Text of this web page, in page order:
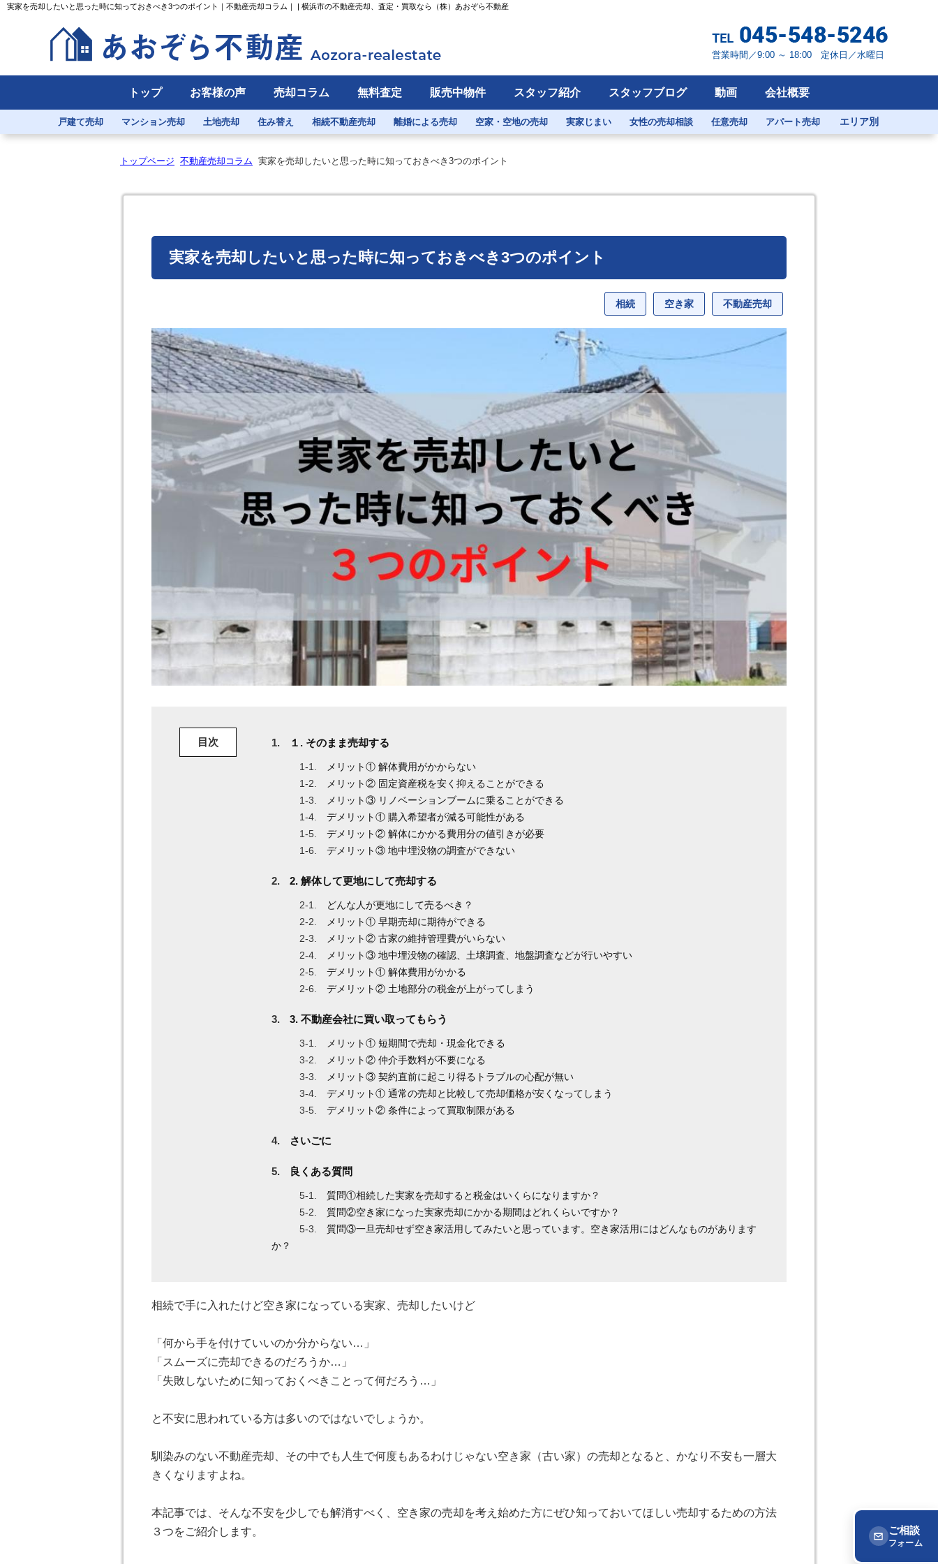
実家を売却したいと思った時に知っておきべき3つのポイント｜不動産売却コラム｜ | 横浜市の不動産売却、査定・買取なら（株）あおぞら不動産
営業時間／9:00 ～ 18:00 定休日／水曜日
トップ お客様の声 売却コラム 無料査定 販売中物件 スタッフ紹介 スタッフブログ 動画 会社概要
戸建て売却 マンション売却 土地売却 住み替え 相続不動産売却 離婚による売却 空家・空地の売却 実家じまい 女性の売却相談 任意売却 アパート売却 エリア別
トップページ 不動産売却コラム 実家を売却したいと思った時に知っておきべき3つのポイント
実家を売却したいと思った時に知っておきべき3つのポイント
相続 空き家 不動産売却
目次 １. そのまま売却する
メリット① 解体費用がかからない
メリット② 固定資産税を安く抑えることができる
メリット③ リノベーションブームに乗ることができる
デメリット① 購入希望者が減る可能性がある
デメリット② 解体にかかる費用分の値引きが必要
デメリット③ 地中埋没物の調査ができない
2. 解体して更地にして売却する
どんな人が更地にして売るべき？
メリット① 早期売却に期待ができる
メリット② 古家の維持管理費がいらない
メリット③ 地中埋没物の確認、土壌調査、地盤調査などが行いやすい
デメリット① 解体費用がかかる
デメリット② 土地部分の税金が上がってしまう
3. 不動産会社に買い取ってもらう
メリット① 短期間で売却・現金化できる
メリット② 仲介手数料が不要になる
メリット③ 契約直前に起こり得るトラブルの心配が無い
デメリット① 通常の売却と比較して売却価格が安くなってしまう
デメリット② 条件によって買取制限がある
さいごに
良くある質問
質問①相続した実家を売却すると税金はいくらになりますか？
質問②空き家になった実家売却にかかる期間はどれくらいですか？
質問③一旦売却せず空き家活用してみたいと思っています。空き家活用にはどんなものがあります
か？
相続で手に入れたけど空き家になっている実家、売却したいけど
「何から手を付けていいのか分からない…」
「スムーズに売却できるのだろうか…」
「失敗しないために知っておくべきことって何だろう…」
と不安に思われている方は多いのではないでしょうか。
馴染みのない不動産売却、その中でも人生で何度もあるわけじゃない空き家（古い家）の売却となると、かなり不安も一層大
きくなりますよね。
本記事では、そんな不安を少しでも解消すべく、空き家の売却を考え始めた方にぜひ知っておいてほしい売却するための方法
３つをご紹介します。
ご相談
フォーム